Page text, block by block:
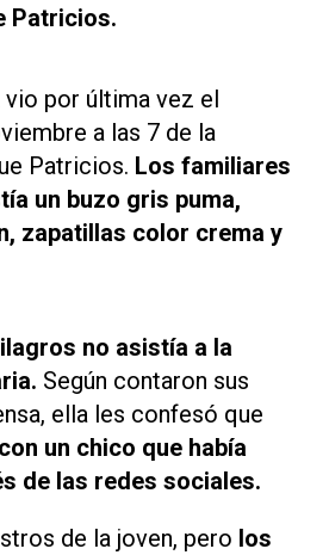
Patricios.
por última vez el
a las 7 de la
Patricios. Los familiares
un buzo gris puma,
zapatillas color crema y
no asistía a la
Según contaron sus
ella les confesó que
un chico que había
de las redes sociales.
de la joven, pero los